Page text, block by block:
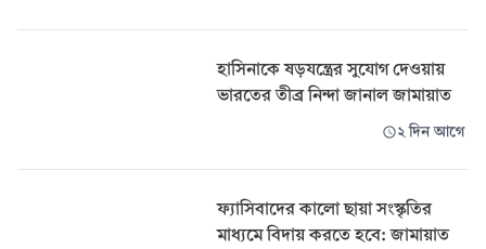
হাসিনাকে ষড়যন্ত্রের সুযোগ দেওয়ায়
ভারতের তীব্র নিন্দা জানাল জামায়াত
২ দিন আগে
ফ্যাসিবাদের কালো ছায়া সংস্কৃতির
মাধ্যমে বিদায় করতে হবে: জামায়াত